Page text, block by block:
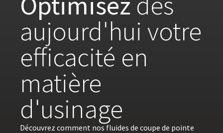
aujourd'hui votre
efficacité en
matière
d'usinage
Découvrez comment nos fluides de coupe de pointe